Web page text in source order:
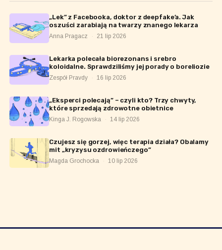
„Lek” z Facebooka, doktor z deepfake’a. Jak
oszuści zarabiają na twarzy znanego lekarza
Anna Pragacz · 21 lip 2026
Lekarka polecała biorezonans i srebro
koloidalne. Sprawdziliśmy jej porady o boreliozie
Zespół Pravdy · 16 lip 2026
„Eksperci polecają” – czyli kto? Trzy chwyty,
które sprzedają zdrowotne obietnice
Kinga J. Rogowska · 14 lip 2026
Czujesz się gorzej, więc terapia działa? Obalamy
mit „kryzysu ozdrowieńczego”
Magda Grochocka · 10 lip 2026